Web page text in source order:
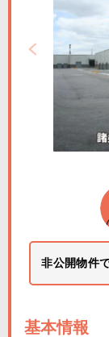
非公開物件
基本情報